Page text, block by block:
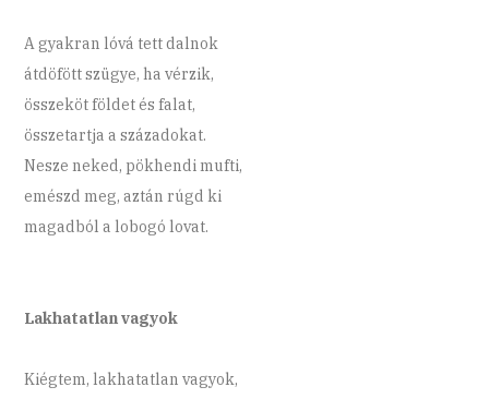
A gyakran lóvá tett dalnok
átdöfött szügye, ha vérzik,
összeköt földet és falat,
összetartja a századokat.
Nesze neked, pökhendi mufti,
emészd meg, aztán rúgd ki
magadból a lobogó lovat.
Lakhatatlan vagyok
Kiégtem, lakhatatlan vagyok,